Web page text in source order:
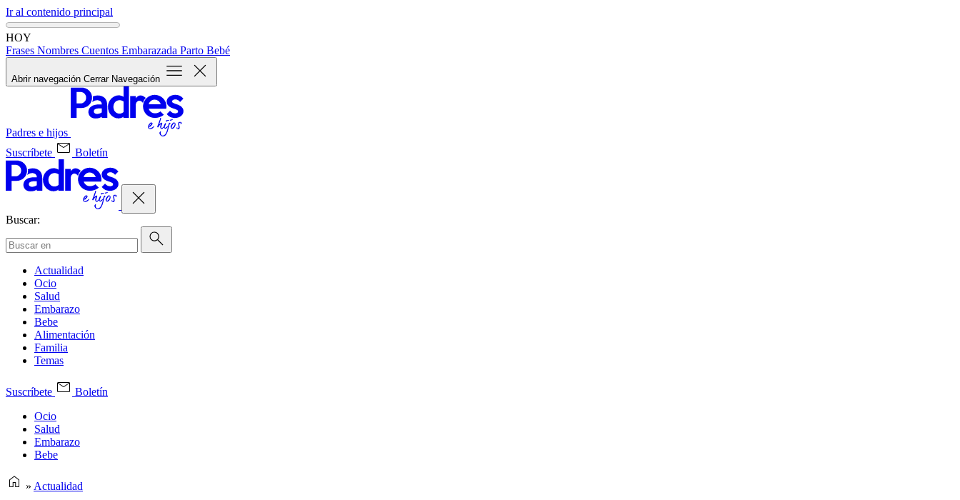
Ir al contenido principal
HOY
Frases Nombres Cuentos Embarazada Parto Bebé
Abrir navegación Cerrar Navegación
Padres e hijos
Suscríbete
Boletín
Buscar:
Actualidad
Ocio
Salud
Embarazo
Bebe
Alimentación
Familia
Temas
Suscríbete
Boletín
Ocio
Salud
Embarazo
Bebe
» Actualidad